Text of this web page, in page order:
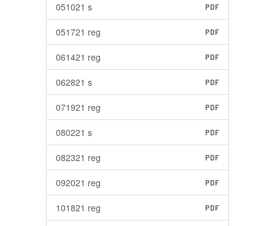
051021 s PDF
051721 reg PDF
061421 reg PDF
062821 s PDF
071921 reg PDF
080221 s PDF
082321 reg PDF
092021 reg PDF
101821 reg PDF